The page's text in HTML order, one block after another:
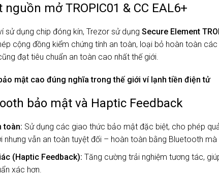
mở TROPIC01 & CC EAL6+
sử dụng chip đóng kín, Trezor sử dụng Secure Element
cộng đồng kiểm chứng tính an toàn, loại bỏ hoàn toàn
đạt tiêu chuẩn an toàn cao nhất thế giới.
mật cao đúng nghĩa trong thế giới ví lạnh tiền điện tử
bảo mật và Haptic Feedback
toàn: Sử dụng các giao thức bảo mật đặc biệt, cho phép
nhưng vẫn an toàn tuyệt đối – hoàn toàn bằng Bluetooth
(Haptic Feedback): Tăng cường trải nghiệm tương tác,
xác hơn.